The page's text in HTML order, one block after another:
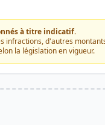
à titre indicatif.
infractions, d'autres
la législation en vigueur.